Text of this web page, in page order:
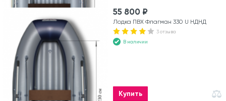
55 800 ₽
Лодка ПВХ Флагман 330 U НДНД
3 отзыва
В наличии
Купить